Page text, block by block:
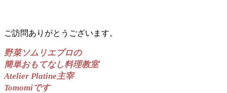
ご訪問ありがとうございます。
野菜ソムリエプロの
簡単おもてなし料理教室
Atelier Platine主宰
Tomomiです